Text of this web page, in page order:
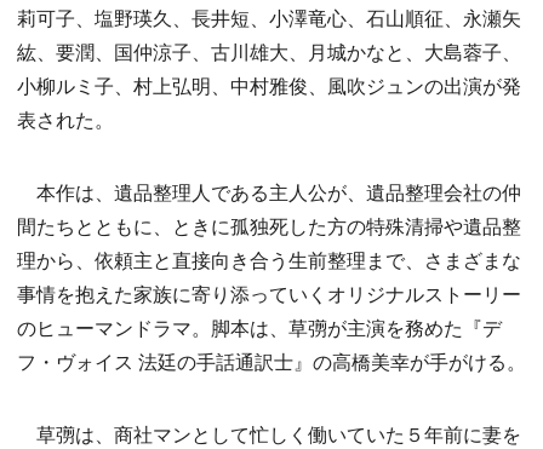
莉可子、塩野瑛久、長井短、小澤竜心、石山順征、永瀬矢
紘、要潤、国仲涼子、古川雄大、月城かなと、大島蓉子、
小柳ルミ子、村上弘明、中村雅俊、風吹ジュンの出演が発
表された。
本作は、遺品整理人である主人公が、遺品整理会社の仲
間たちとともに、ときに孤独死した方の特殊清掃や遺品整
理から、依頼主と直接向き合う生前整理まで、さまざまな
事情を抱えた家族に寄り添っていくオリジナルストーリー
のヒューマンドラマ。脚本は、草彅が主演を務めた『デ
フ・ヴォイス 法廷の手話通訳士』の高橋美幸が手がける。
草彅は、商社マンとして忙しく働いていた５年前に妻を